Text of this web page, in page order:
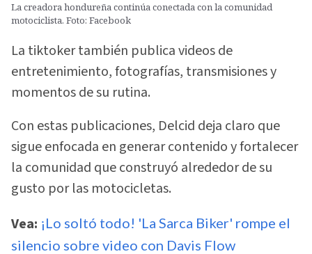
La creadora hondureña continúa conectada con la comunidad
motociclista. Foto: Facebook
La tiktoker también publica videos de
entretenimiento, fotografías, transmisiones y
momentos de su rutina.
Con estas publicaciones, Delcid deja claro que
sigue enfocada en generar contenido y fortalecer
la comunidad que construyó alrededor de su
gusto por las motocicletas.
Vea: ¡Lo soltó todo! 'La Sarca Biker' rompe el
silencio sobre video con Davis Flow